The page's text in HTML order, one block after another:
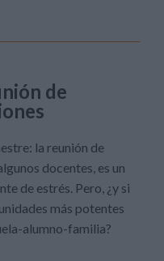
de
la reunión de
docentes, es un
de estrés. Pero, ¿y si
más potentes
alumno-familia?